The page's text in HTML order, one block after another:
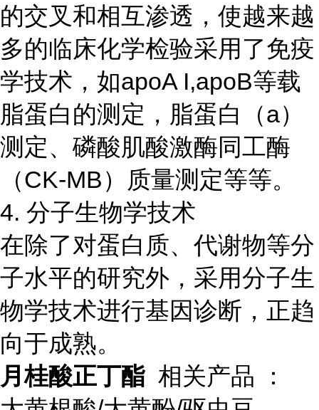
的交叉和相互渗透，使越来越
多的临床化学检验采用了免疫
学技术，如apoA I,apoB等载
脂蛋白的测定，脂蛋白（a）
测定、磷酸肌酸激酶同工酶
（CK-MB）质量测定等等。
4. 分子生物学技术
在除了对蛋白质、代谢物等分
子水平的研究外，采用分子生
物学技术进行基因诊断，正趋
向于成熟。
月桂酸正丁酯 相关产品 ：